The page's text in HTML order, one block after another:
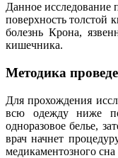
Данное исследование
поверхность толстой
болезнь Крона,
кишечника.
Методика
Для прохождения
всю одежду ниже
одноразовое белье,
врач начнет
медикаментозного сна